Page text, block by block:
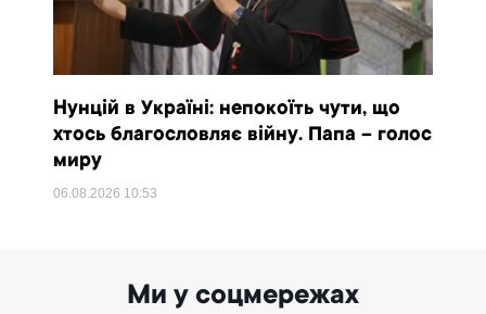
Нунцій в Україні: непокоїть чути, що
хтось благословляє війну. Папа – голос
миру
06.08.2026 10:53
Ми у соцмережах